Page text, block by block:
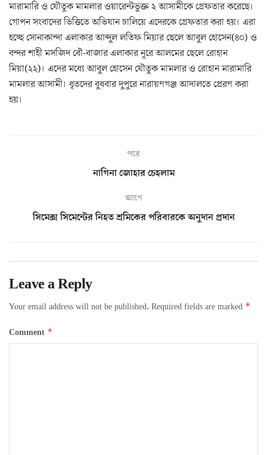
মারামারি ও যৌতুক মামলার ওয়ারেন্টভুক্ত ২ আসামীকে গ্রেফতার করেছে।
গোপন সংবাদের ভিত্তিতে অভিযান চালিয়ে এদেরকে গ্রেফতার করা হয়। এরা
হচ্ছে সোনাকান্দা এলাকার আব্দুল লতিফ মিয়ার ছেলে আবুল হোসেন(৪০) ও
বন্দর শাহী মসজিদ বৌ-বাজার এলাকার নূরে আলমের ছেলে রোহান
মিয়া(২২)। এদের মধ্যে আবুল হোসেন যৌতুক মামলার ও রোহান মারামারি
মামলার আসামী। ধৃতদের বুধবার দুপুরে নারায়ণগঞ্জ আদালতে প্রেরণ করা
হয়।
পরে
নাগিনা জোহার চেহলাম
আগে
সিমেক্স সিমেন্টের নিহত শ্রমিকের পরিবারকে অনুদান প্রদান
Leave a Reply
Your email address will not be published. Required fields are marked *
Comment *